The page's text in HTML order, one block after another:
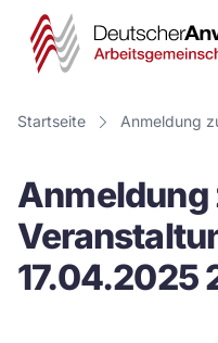
Startseite
Anmeldung
17.04.2025